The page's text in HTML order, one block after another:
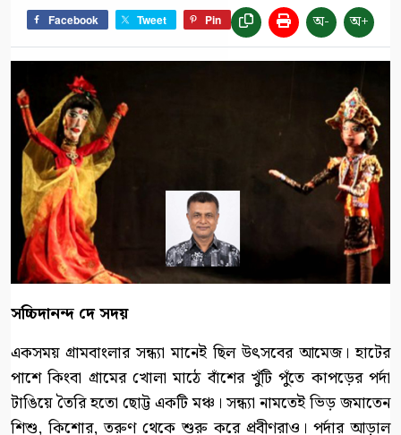
Facebook Tweet Pin অ- অ+
সচ্চিদানন্দ দে সদয়
একসময় গ্রামবাংলার সন্ধ্যা মানেই ছিল উৎসবের আমেজ। হাটের
পাশে কিংবা গ্রামের খোলা মাঠে বাঁশের খুঁটি পুঁতে কাপড়ের পর্দা
টাঙিয়ে তৈরি হতো ছোট্ট একটি মঞ্চ। সন্ধ্যা নামতেই ভিড় জমাতেন
শিশু, কিশোর, তরুণ থেকে শুরু করে প্রবীণরাও। পর্দার আড়াল